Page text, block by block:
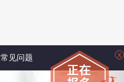
常见问题 X